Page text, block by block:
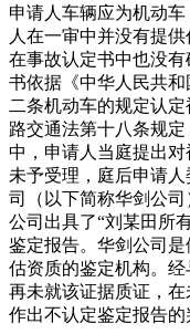
申请人车辆应为机动
人在一审中并没有提
在事故认定书中也没
书依据《中华人民共
二条机动车的规定认
路交通法第十八条规
中，申请人当庭提出
未予受理，庭后申请
司（以下简称华剑公
公司出具了“刘某田所
鉴定报告。华剑公司
估资质的鉴定机构。
再未就该证据质证，在
作出不认定鉴定报告的